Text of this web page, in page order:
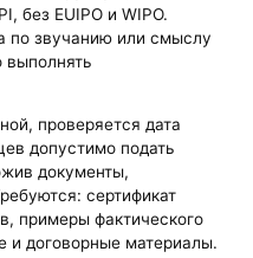
без EUIPO и WIPO.
по звучанию или смыслу
проверяется дата
допустимо подать
документы,
сертификат
примеры фактического
и договорные материалы.